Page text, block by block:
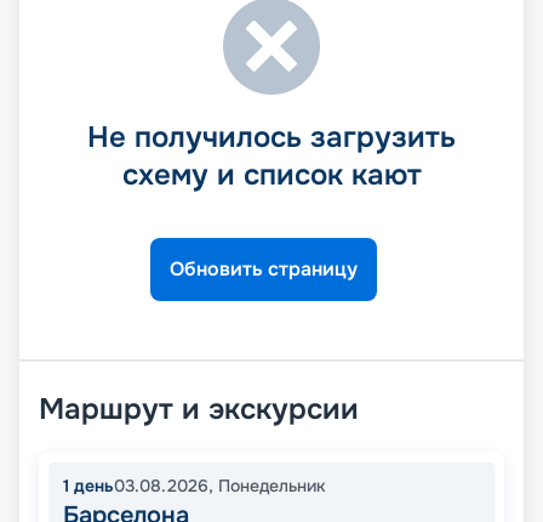
Не получилось загрузить
схему и список кают
Обновить страницу
Маршрут и экскурсии
1 день03.08.2026, Понедельник
Барселона